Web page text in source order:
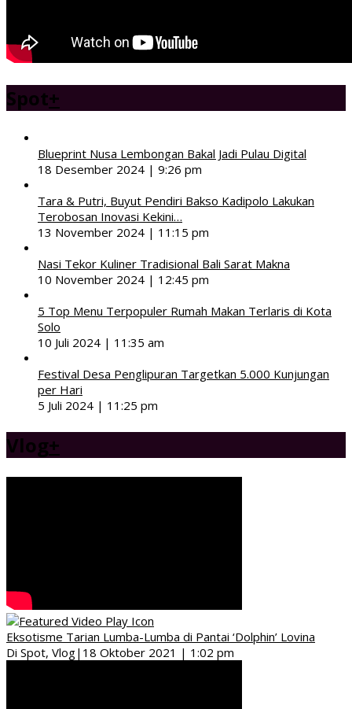
Spot+
Blueprint Nusa Lembongan Bakal Jadi Pulau Digital
18 Desember 2024 | 9:26 pm
Tara & Putri, Buyut Pendiri Bakso Kadipolo Lakukan
Terobosan Inovasi Kekini…
13 November 2024 | 11:15 pm
Nasi Tekor Kuliner Tradisional Bali Sarat Makna
10 November 2024 | 12:45 pm
5 Top Menu Terpopuler Rumah Makan Terlaris di Kota
Solo
10 Juli 2024 | 11:35 am
Festival Desa Penglipuran Targetkan 5.000 Kunjungan
per Hari
5 Juli 2024 | 11:25 pm
Vlog+
Eksotisme Tarian Lumba-Lumba di Pantai ‘Dolphin’ Lovina
Di Spot, Vlog| 18 Oktober 2021 | 1:02 pm